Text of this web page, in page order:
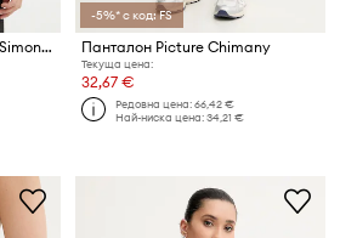
Памучна тениска Picture Simon Bailly 1
-5%* с код: FS
Панталон Picture Chimany
Текуща цена:
32,67 €
Редовна цена:66,42 €
Най-ниска цена:34,21 €